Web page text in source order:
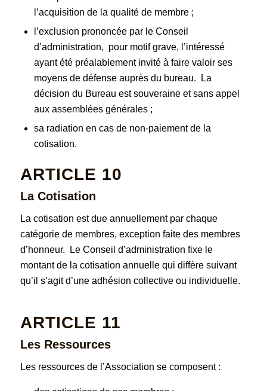
l’acquisition de la qualité de membre ;
l’exclusion prononcée par le Conseil
d’administration, pour motif grave, l’intéressé
ayant été préalablement invité à faire valoir ses
moyens de défense auprès du bureau. La
décision du Bureau est souveraine et sans appel
aux assemblées générales ;
sa radiation en cas de non-paiement de la
cotisation.
ARTICLE 10
La Cotisation
La cotisation est due annuellement par chaque
catégorie de membres, exception faite des membres
d’honneur. Le Conseil d’administration fixe le
montant de la cotisation annuelle qui diffère suivant
qu’il s’agit d’une adhésion collective ou individuelle.
ARTICLE 11
Les Ressources
Les ressources de l’Association se composent :